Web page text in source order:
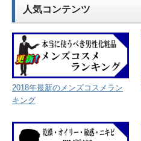
人気コンテンツ
2018年最新のメンズコスメラン
キング